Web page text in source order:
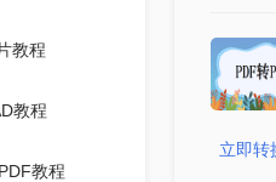
教程
教程
教程
立即转